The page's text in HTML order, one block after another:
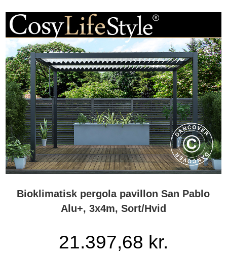
Bioklimatisk pergola pavillon San Pablo
Alu+, 3x4m, Sort/Hvid
21.397,68 kr.